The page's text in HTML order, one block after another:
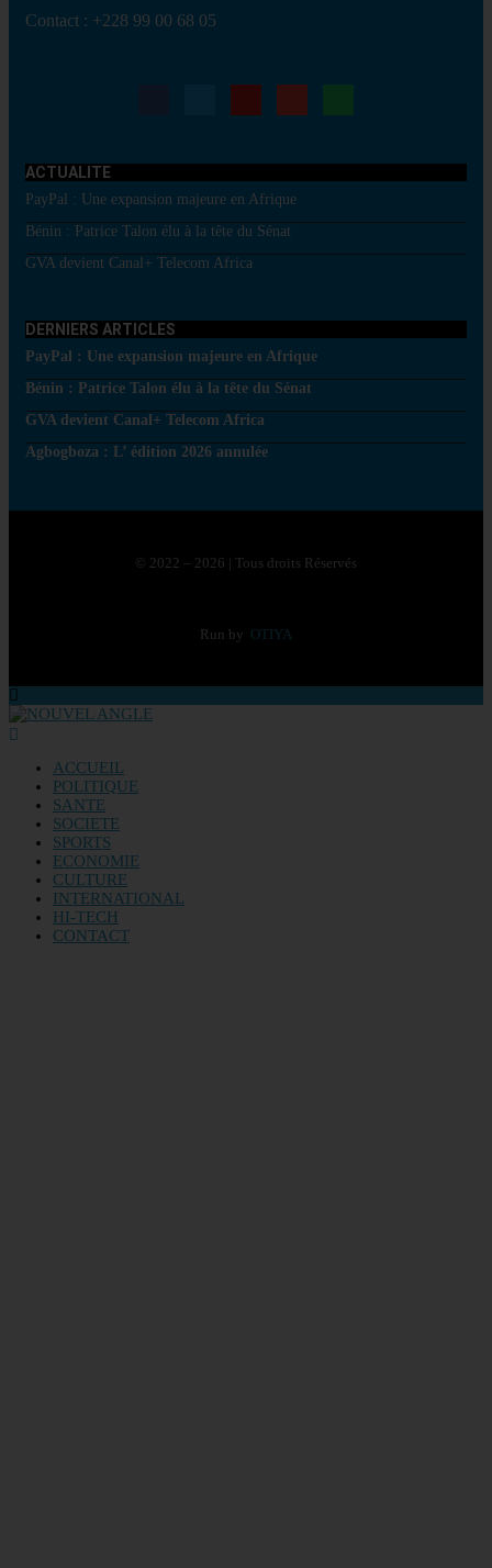
Contact : +228 99 00 68 05
ACTUALITE
PayPal : Une expansion majeure en Afrique
Bénin : Patrice Talon élu à la tête du Sénat
GVA devient Canal+ Telecom Africa
DERNIERS ARTICLES
PayPal : Une expansion majeure en Afrique
Bénin : Patrice Talon élu à la tête du Sénat
GVA devient Canal+ Telecom Africa
Agbogboza : L’ édition 2026 annulée
© 2022 – 2026 | Tous droits Réservés
Run by OTIYA
ACCUEIL
POLITIQUE
SANTE
SOCIETE
SPORTS
ECONOMIE
CULTURE
INTERNATIONAL
HI-TECH
CONTACT